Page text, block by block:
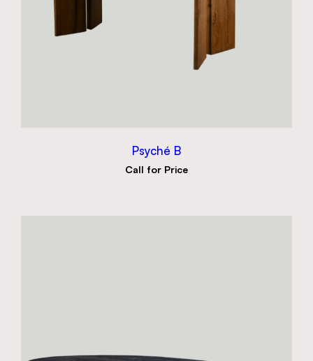
Psyché B
Call for Price